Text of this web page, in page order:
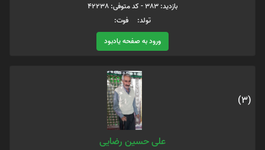
بازدید: 383 - کد متوفی: 42238
تولد: فوت:
ورود به صفحه یادبود
(3)
علی حسین رضایی